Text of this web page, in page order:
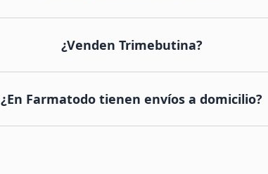
¿Venden Trimebutina?
¿En Farmatodo tienen envíos a domicilio?